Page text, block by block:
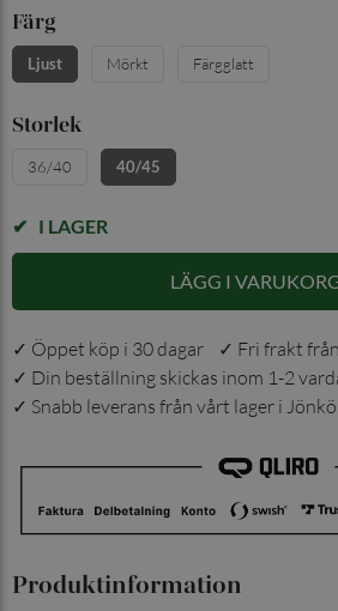
Färg
Ljust Mörkt Färgglatt
Storlek
36/40 40/45
I LAGER
LÄGG I
✓ Öppet köp i 30 dagar ✓ Fri frakt
✓ Din beställning skickas inom 1-2
✓ Snabb leverans från vårt lager i
Produktinformation